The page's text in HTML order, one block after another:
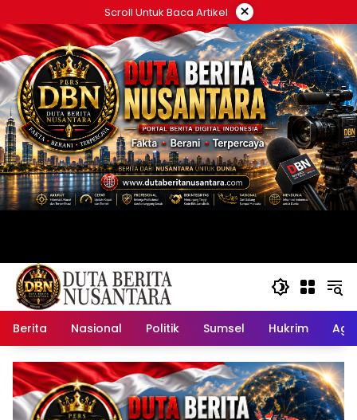
ke
konten
Scroll Untuk Baca Artikel ×
Berita Nasional Politik Sumsel Hukrim